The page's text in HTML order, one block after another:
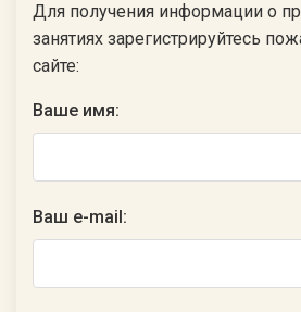
Для получения информации о
занятиях зарегистрируйтесь
сайте:
Ваше имя:
Ваш e-mail: